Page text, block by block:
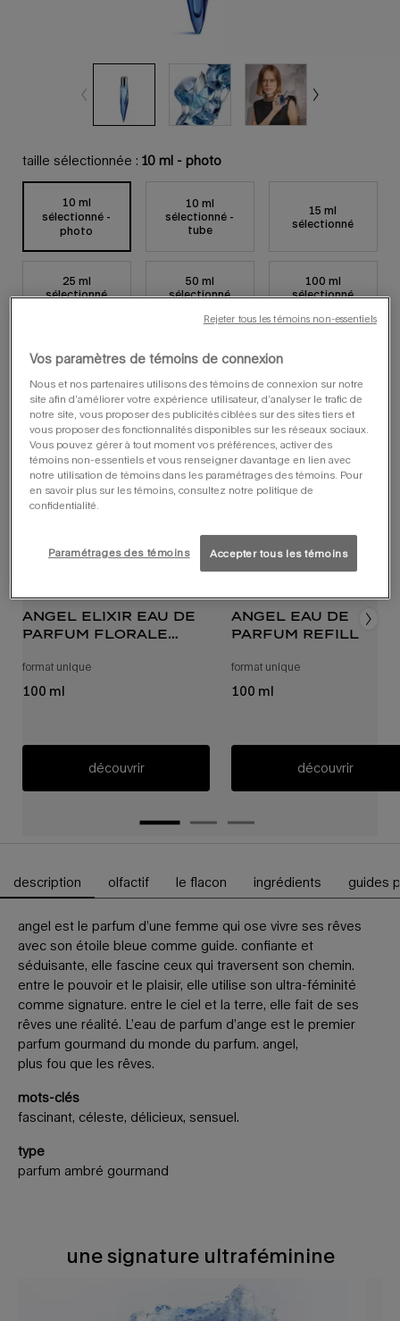
taille sélectionnée : 10 ml - photo
10 ml
sélectionné -
photo
, 1 sur 6
10 ml
sélectionné -
tube
, 2 sur 6
15 ml
sélectionné
, 3 sur 6
25 ml
sélectionné
, 4 sur 6
50 ml
sélectionné
, 5 sur 6
100 ml
sélectionné
, 6 sur 6
vous aimerez peut-être
angel elixir eau de
parfum florale
format unique pour recharge d’angel elixir eau de parfum florale
100 ml
découvrir
angel eau de
parfum refill
format unique
100 ml
découvrir
Onglets PDP
description olfactif le flacon ingrédients guides
angel est le parfum d’une femme qui ose vivre ses rêves
avec son étoile bleue comme guide. confiante et
séduisante, elle fascine ceux qui traversent son chemin.
entre le pouvoir et le plaisir, elle utilise son ultra-féminité
comme signature. entre le ciel et la terre, elle fait de ses
rêves une réalité. L’eau de parfum d’ange est le premier
parfum gourmand du monde du parfum. angel,
plus fou que les rêves.
mots-clés
fascinant, céleste, délicieux, sensuel.
type
parfum ambré gourmand
une signature ultraféminine
une signature ultraféminine
Vos paramètres de témoins de connexion
Nous et nos partenaires utilisons des témoins de connexion sur notre
site afin d’améliorer votre expérience utilisateur, d’analyser le trafic de
notre site, vous proposer des publicités ciblées sur des sites tiers et
vous proposer des fonctionnalités disponibles sur les réseaux sociaux.
Vous pouvez gérer à tout moment vos préférences, activer des
témoins non-essentiels et vous renseigner davantage en lien avec
notre utilisation de témoins dans les paramétrages des témoins. Pour
en savoir plus sur les témoins, consultez notre politique de
confidentialité.
Paramétrages des témoins Accepter tous les témoins
Rejeter tous les témoins non-essentiels